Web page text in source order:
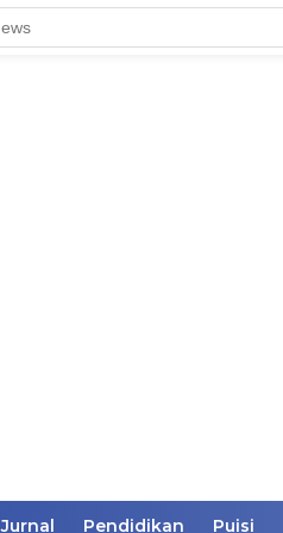
Jurnal Pendidikan Puisi